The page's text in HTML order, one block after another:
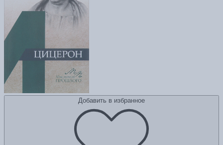
Добавить в избранное